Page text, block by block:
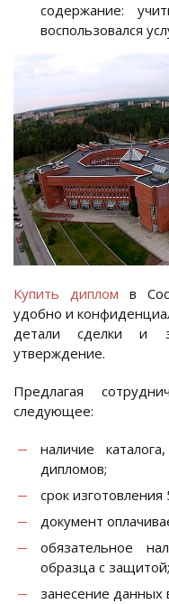
содержание:
воспользовался
Купить диплом в
удобно и
детали сделки и
утверждение.
Предлагая
следующее:
наличие
дипломов;
срок
документ
обязательное
образца с защитой;
занесение данных